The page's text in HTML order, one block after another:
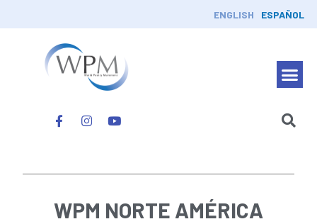
ENGLISH ESPAÑOL
WPM NORTE AMÉRICA